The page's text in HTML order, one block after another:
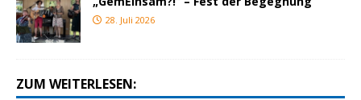
28. Juli 2026
ZUM WEITERLESEN: